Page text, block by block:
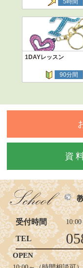
1DAYレッスン
90分間
資
受付時間
TEL
OPEN